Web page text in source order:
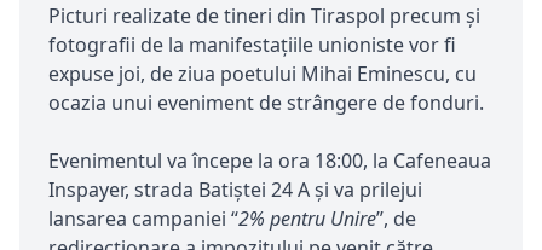
Picturi realizate de tineri din Tiraspol precum și
fotografii de la manifestațiile unioniste vor fi
expuse joi, de ziua poetului Mihai Eminescu, cu
ocazia unui eveniment de strângere de fonduri.
Evenimentul va începe la ora 18:00, la Cafeneaua
Inspayer, strada Batiștei 24 A și va prilejui
lansarea campaniei “2% pentru Unire”, de